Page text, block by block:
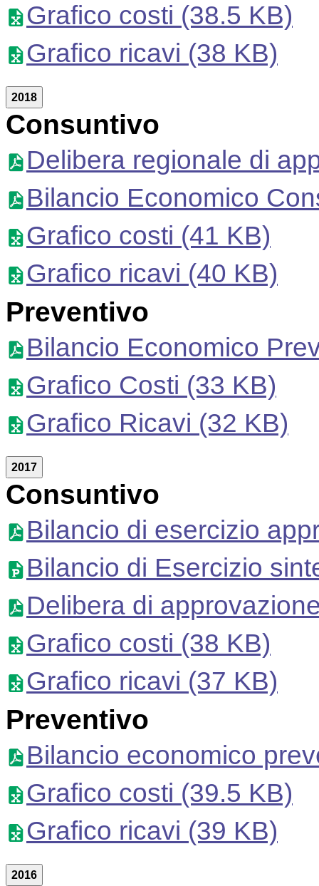
Grafico costi (38.5 KB)
Grafico ricavi (38 KB)
2018
Consuntivo
Delibera regionale di
Bilancio Economico
Grafico costi (41 KB)
Grafico ricavi (40 KB)
Preventivo
Bilancio Economico
Grafico Costi (33 KB)
Grafico Ricavi (32 KB)
2017
Consuntivo
Bilancio di esercizio
Bilancio di Esercizio
Delibera di
Grafico costi (38 KB)
Grafico ricavi (37 KB)
Preventivo
Bilancio economico
Grafico costi (39.5 KB)
Grafico ricavi (39 KB)
2016